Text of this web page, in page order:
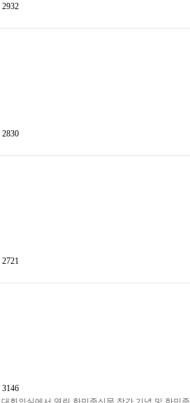
2932
2830
2721
3146